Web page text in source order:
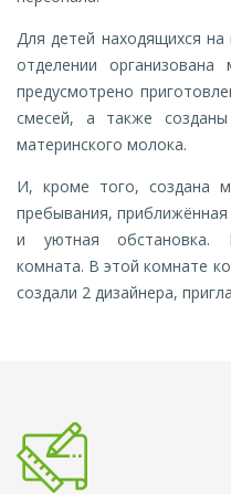
Для детей находящихся на
отделении
предусмотрено
смесей, а также
материнского молока.
И, кроме того, создана
пребывания,
и уютная обстановка.
комната. В этой комнате
создали 2 дизайнера,